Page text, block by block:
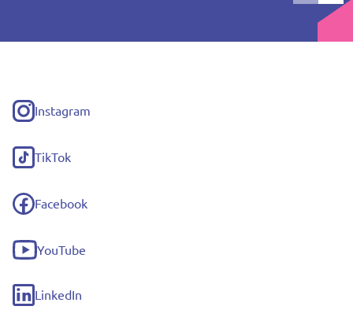
Instagram
(externe
link)
TikTok
(externe
link)
Facebook
(externe
link)
YouTube
(externe
link)
LinkedIn
(externe